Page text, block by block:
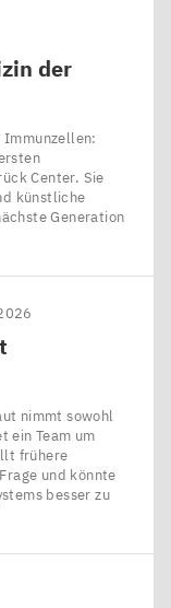
der
Center. Sie
künstliche
Generation
nimmt sowohl
ein Team um
frühere
und könnte
besser zu